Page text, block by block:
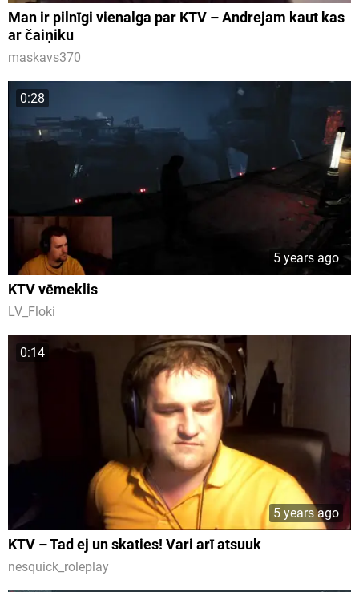
Man ir pilnīgi vienalga par KTV – Andrejam kaut kas
ar čaiņiku
maskavs370
0:28
5 years ago
KTV vēmeklis
LV_Floki
0:14
5 years ago
KTV – Tad ej un skaties! Vari arī atsuuk
nesquick_roleplay